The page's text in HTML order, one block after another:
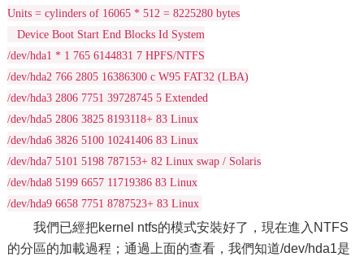
Units = cylinders of 16065 * 512 = 8225280 bytes
Device Boot Start End Blocks Id System
/dev/hda1 * 1 765 6144831 7 HPFS/NTFS
/dev/hda2 766 2805 16386300 c W95 FAT32 (LBA)
/dev/hda3 2806 7751 39728745 5 Extended
/dev/hda5 2806 3825 8193118+ 83 Linux
/dev/hda6 3826 5100 10241406 83 Linux
/dev/hda7 5101 5198 787153+ 82 Linux swap / Solaris
/dev/hda8 5199 6657 11719386 83 Linux
/dev/hda9 6658 7751 8787523+ 83 Linux
我們已經把kernel ntfs的模式安裝好了，現在進入NTFS
的分區的加載過程；通過上面的查看，我們知道/dev/hda1是